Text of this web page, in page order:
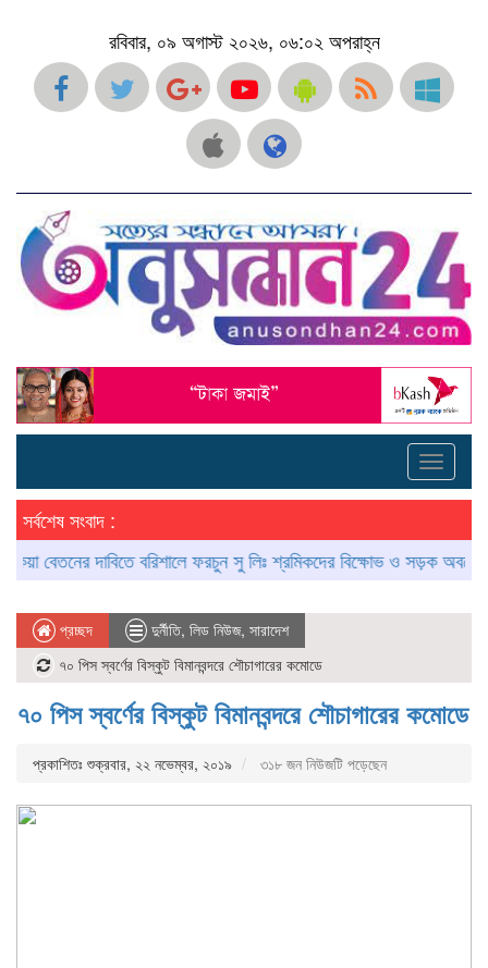
রবিবার, ০৯ অগাস্ট ২০২৬, ০৬:০২ অপরাহ্ন
Toggle
সর্বশেষ সংবাদ :
দাবিতে বরিশালে ফরচুন সু লিঃ শ্রমিকদের বিক্ষোভ ও সড়ক অবরোধ
প্রচ্ছদ দুর্নীতি, লিড নিউজ, সারাদেশ
৭০ পিস স্বর্ণের বিস্কুট বিমানবন্দরে শৌচাগারের কমোডে
৭০ পিস স্বর্ণের বিস্কুট বিমানবন্দরে শৌচাগারের কমোডে
প্রকাশিতঃ শুক্রবার, ২২ নভেম্বর, ২০১৯ ৩১৮ জন নিউজটি পড়েছেন